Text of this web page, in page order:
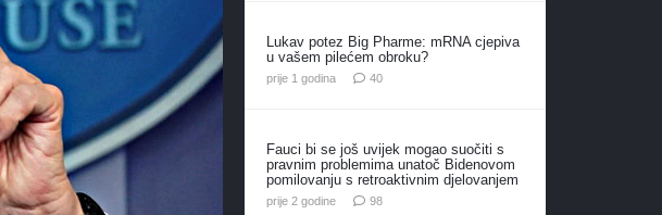
Lukav potez Big Pharme: mRNA cjepiva
u vašem pilećem obroku?
prije 1 godina 40komentara
Fauci bi se još uvijek mogao suočiti s
pravnim problemima unatoč Bidenovom
pomilovanju s retroaktivnim djelovanjem
prije 2 godine 98komentara